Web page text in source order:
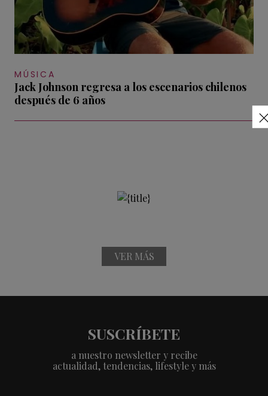
MÚSICA
Jack Johnson regresa a los escenarios chilenos
después de 6 años
VER MÁS
SUSCRÍBETE
a nuestro newsletter y recibe
actualidad, tendencias, lifestyle y más